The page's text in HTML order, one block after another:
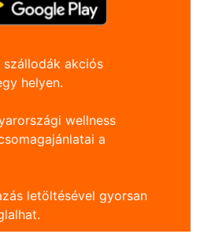
akciós
helyen.
wellness
a
letöltésével gyorsan